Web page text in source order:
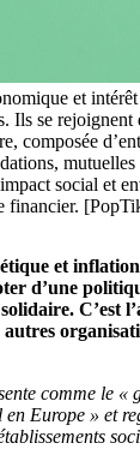
et
Ils se rejoignent
composée
social et
financier.
et
d’une
C’est
comme le «
en Europe » et